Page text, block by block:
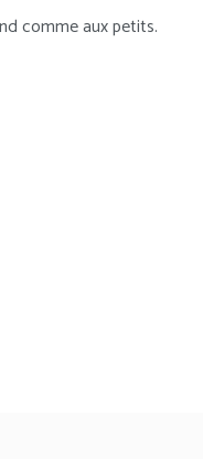
comme aux petits.